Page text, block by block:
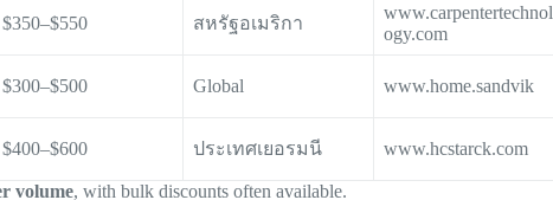
$350–$550 สหรัฐอเมริกา
www.carpentertechnol
ogy.com
$300–$500 Global www.home.sandvik
$400–$600 ประเทศเยอรมนี www.hcstarck.com
volume, with bulk discounts often available.